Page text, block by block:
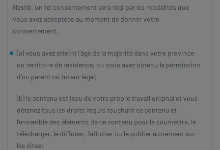
Nestlé, un tel consentement sera régi par les modalités que
vous avez acceptées au moment de donner votre
consentement.
(a) vous avez atteint l’âge de la majorité dans votre province
ou territoire de résidence, ou vous avez obtenu la permission
d’un parent ou tuteur légal;
(b) le contenu est issu de votre propre travail original et vous
détenez tous les droits requis touchant ce contenu et
l’ensemble des éléments de ce contenu pour le soumettre, le
télécharger, le diffuser, l’afficher ou le publier autrement sur
les sites;